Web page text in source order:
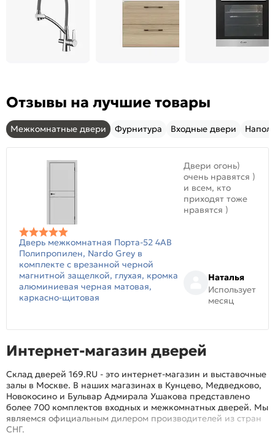
Отзывы на лучшие товары
Межкомнатные двери Фурнитура Входные двери
Дверь межкомнатная Порта-52 4AB
Полипропилен, Nardo Grey в
комплекте с врезанной черной
магнитной защелкой, глухая, кромка
алюминиевая черная матовая,
каркасно-щитовая
Двери огонь)
очень нравятся )
и всем, кто
приходят тоже
нравятся )
Наталья
Использует
месяц
Интернет-магазин дверей
Склад дверей 169.RU - это интернет-магазин и выставочные
залы в Москве. В наших магазинах в Кунцево, Медведково,
Новокосино и Бульвар Адмирала Ушакова представлено
более 700 комплектов входных и межкомнатных дверей. Мы
являемся официальным дилером производителей из стран
СНГ.